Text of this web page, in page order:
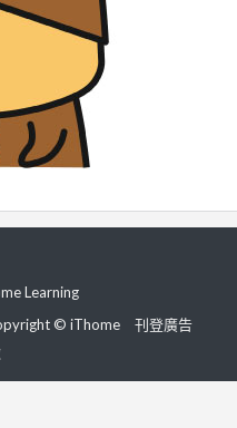
Learning
© iThome
刊登廣告